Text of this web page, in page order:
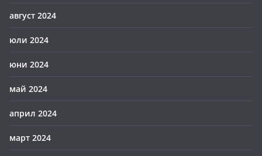
август 2024
юли 2024
юни 2024
май 2024
април 2024
март 2024